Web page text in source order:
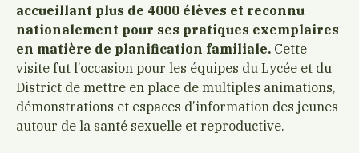
accueillant plus de 4000 élèves et reconnu
nationalement pour ses pratiques exemplaires
en matière de planification familiale. Cette
visite fut l’occasion pour les équipes du Lycée et du
District de mettre en place de multiples animations,
démonstrations et espaces d’information des jeunes
autour de la santé sexuelle et reproductive.